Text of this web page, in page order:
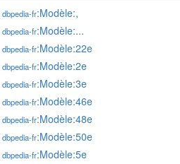
dbpedia-fr:Modèle:,
dbpedia-fr:Modèle:...
dbpedia-fr:Modèle:22e
dbpedia-fr:Modèle:2e
dbpedia-fr:Modèle:3e
dbpedia-fr:Modèle:46e
dbpedia-fr:Modèle:48e
dbpedia-fr:Modèle:50e
dbpedia-fr:Modèle:5e